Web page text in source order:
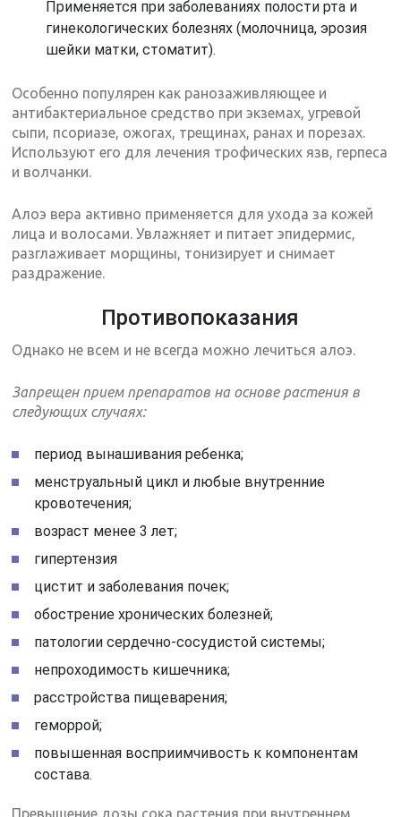
Применяется при заболеваниях полости рта и
гинекологических болезнях (молочница, эрозия
шейки матки, стоматит).
Особенно популярен как ранозаживляющее и
антибактериальное средство при экземах, угревой
сыпи, псориазе, ожогах, трещинах, ранах и порезах.
Используют его для лечения трофических язв, герпеса
и волчанки.
Алоэ вера активно применяется для ухода за кожей
лица и волосами. Увлажняет и питает эпидермис,
разглаживает морщины, тонизирует и снимает
раздражение.
Противопоказания
Однако не всем и не всегда можно лечиться алоэ.
Запрещен прием препаратов на основе растения в
следующих случаях:
период вынашивания ребенка;
менструальный цикл и любые внутренние
кровотечения;
возраст менее 3 лет;
гипертензия
цистит и заболевания почек;
обострение хронических болезней;
патологии сердечно-сосудистой системы;
непроходимость кишечника;
расстройства пищеварения;
геморрой;
повышенная восприимчивость к компонентам
состава.
Превышение дозы сока растения при внутреннем